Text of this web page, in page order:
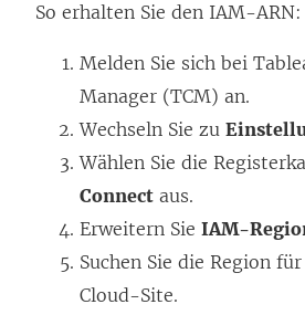
e
t
)
So erhalten Sie den IAM-ARN:
Melden Sie sich bei
Manager (TCM) an.
Wechseln Sie zu
Wählen Sie die
Connect aus.
Erweitern Sie IAM-
Suchen Sie die Region
Cloud-Site.